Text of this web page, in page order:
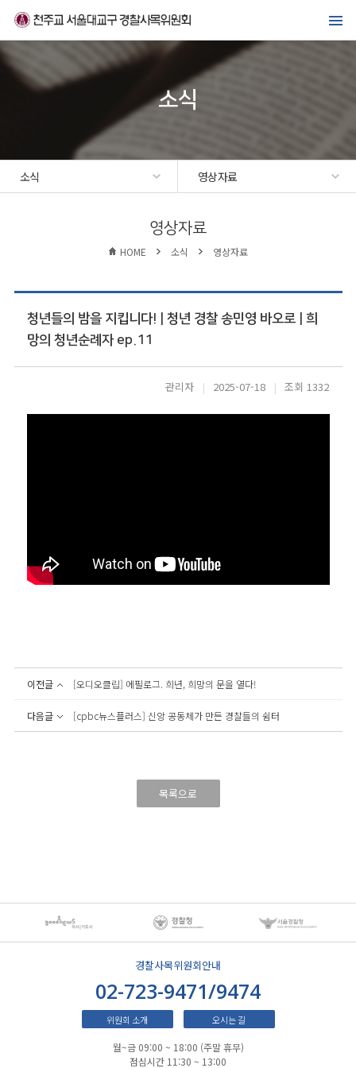
메뉴바로가기
본문바로가기
경찰복지사업
선교·교육센터
소식
소식
소식 영상자료
영상자료
HOME 소식 영상자료
청년들의 밤을 지킵니다! | 청년 경찰 송민영 바오로 | 희
망의 청년순례자 ep.11
관리자 | 2025-07-18 | 조회 1332
이전글 [오디오클립] 에필로그. 희년, 희망의 문을 열다!
다음글 [cpbc뉴스플러스] 신앙 공동체가 만든 경찰들의 쉼터
목록으로
경찰사목위원회안내
02-723-9471/9474
위원회 소개 오시는 길
월~금 09:00 ~ 18:00 (주말 휴무)
점심시간 11:30 ~ 13:00